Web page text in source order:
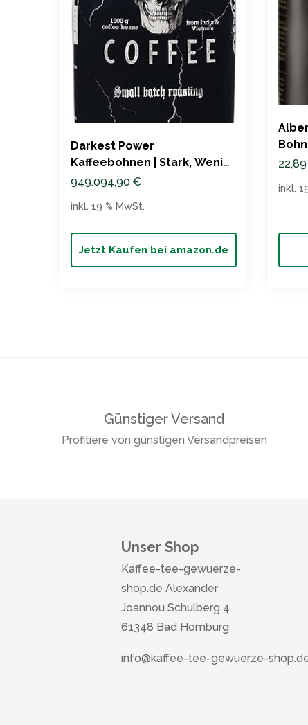
Darkest Power
Kaffeebohnen | Stark, Wenig
Säure, 1000g
949.094,90 €
Jetzt Kaufen bei amazon.de
inkl. 19 % MwSt.
22,89
inkl.
Günstiger Versand
Profitiere von günstigen Versandpreisen
Unser Shop
Kaffee-tee-gewuerze-
shop.de Alexander
Joannou Schulberg 4
61348 Bad Homburg
info@kaffee-tee-gewuerze-